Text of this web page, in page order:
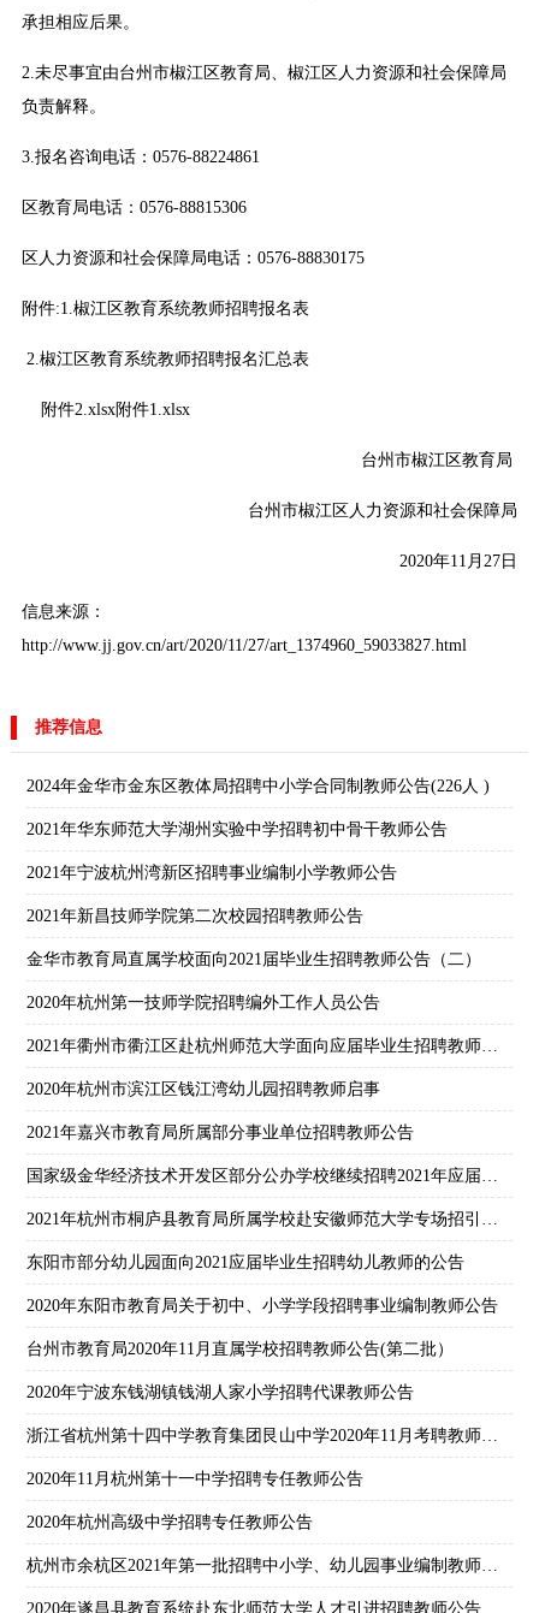
承担相应后果。
2.未尽事宜由台州市椒江区教育局、椒江区人力资源和社会保障局
负责解释。
3.报名咨询电话：0576-88224861
区教育局电话：0576-88815306
区人力资源和社会保障局电话：0576-88830175
附件:1.椒江区教育系统教师招聘报名表
2.椒江区教育系统教师招聘报名汇总表
附件2.xlsx附件1.xlsx
台州市椒江区教育局
台州市椒江区人力资源和社会保障局
2020年11月27日
信息来源：
http://www.jj.gov.cn/art/2020/11/27/art_1374960_59033827.html
推荐信息
2024年金华市金东区教体局招聘中小学合同制教师公告(226人 )
2021年华东师范大学湖州实验中学招聘初中骨干教师公告
2021年宁波杭州湾新区招聘事业编制小学教师公告
2021年新昌技师学院第二次校园招聘教师公告
金华市教育局直属学校面向2021届毕业生招聘教师公告（二）
2020年杭州第一技师学院招聘编外工作人员公告
2021年衢州市衢江区赴杭州师范大学面向应届毕业生招聘教师公告
2020年杭州市滨江区钱江湾幼儿园招聘教师启事
2021年嘉兴市教育局所属部分事业单位招聘教师公告
国家级金华经济技术开发区部分公办学校继续招聘2021年应届高校毕业生公告
2021年杭州市桐庐县教育局所属学校赴安徽师范大学专场招引优秀高校毕业生公告
东阳市部分幼儿园面向2021应届毕业生招聘幼儿教师的公告
2020年东阳市教育局关于初中、小学学段招聘事业编制教师公告
台州市教育局2020年11月直属学校招聘教师公告(第二批）
2020年宁波东钱湖镇钱湖人家小学招聘代课教师公告
浙江省杭州第十四中学教育集团艮山中学2020年11月考聘教师公告
2020年11月杭州第十一中学招聘专任教师公告
2020年杭州高级中学招聘专任教师公告
杭州市余杭区2021年第一批招聘中小学、幼儿园事业编制教师公告
2020年遂昌县教育系统赴东北师范大学人才引进招聘教师公告